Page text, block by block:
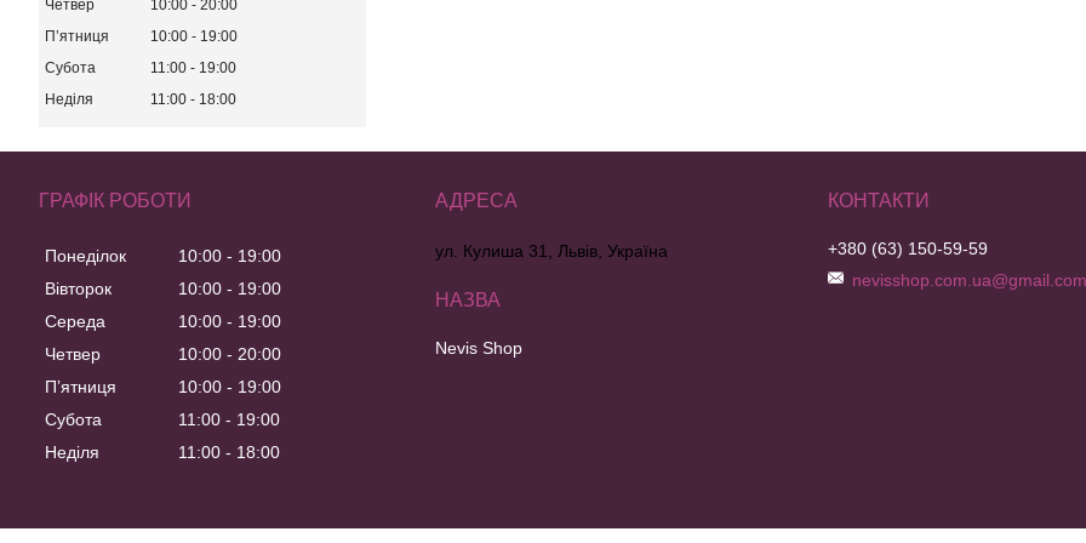
Четвер 10:00
20:00
Пʼятниця
10:00
19:00
Субота
11:00
19:00
Неділя
11:00 18:00
ГРАФІК РОБОТИ
Понеділок 10:00
19:00
Вівторок
10:00
19:00
Середа
10:00
19:00
Четвер
10:00
20:00
Пʼятниця
10:00
19:00
Субота
11:00
19:00
Неділя
11:00 18:00
ул. Кулиша 31, Львів, Україна
Nevis Shop
+380 (63) 150-59-59